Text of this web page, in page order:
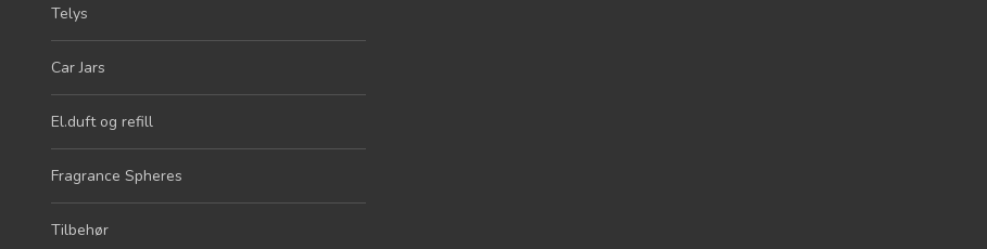
Telys
Car Jars
El.duft og refill
Fragrance Spheres
Tilbehør